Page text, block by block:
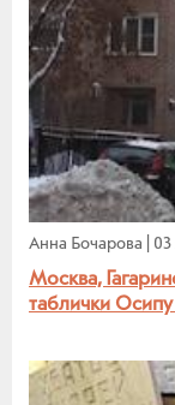
Анна Бочарова
Москва,
таблички